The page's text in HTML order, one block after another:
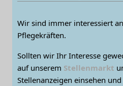
Wir sind immer interessiert
Pflegekräften.
Sollten wir Ihr Interesse
auf unserem Stellenmarkt
Stellenanzeigen einsehen